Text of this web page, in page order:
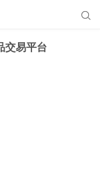

交易平台